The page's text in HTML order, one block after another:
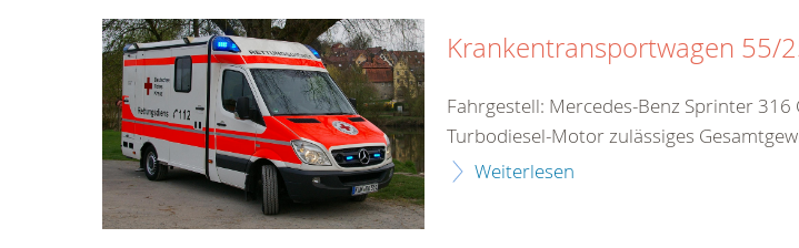
Krankentransportwagen 55/
Fahrgestell: Mercedes-Benz Sprinter
Turbodiesel-Motor zulässiges
Weiterlesen